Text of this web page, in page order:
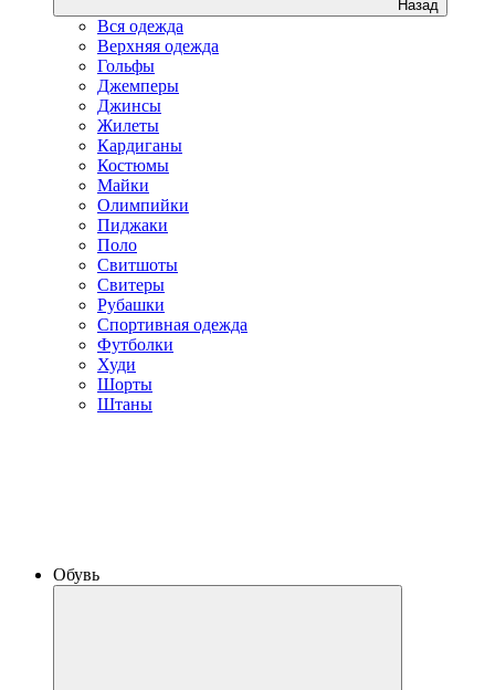
Назад
Вся одежда
Верхняя одежда
Гольфы
Джемперы
Джинсы
Жилеты
Кардиганы
Костюмы
Майки
Олимпийки
Пиджаки
Поло
Свитшоты
Свитеры
Рубашки
Спортивная одежда
Футболки
Худи
Шорты
Штаны
Обувь